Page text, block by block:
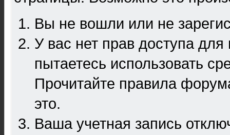
Вы не вошли или не
У вас нет прав доступа
пытаетесь использовать
Прочитайте правила
это.
Ваша учетная запись